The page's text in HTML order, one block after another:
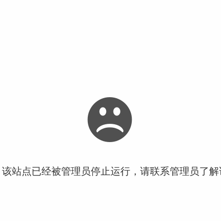
站点已经被管理员停止运行，请联系管理员了